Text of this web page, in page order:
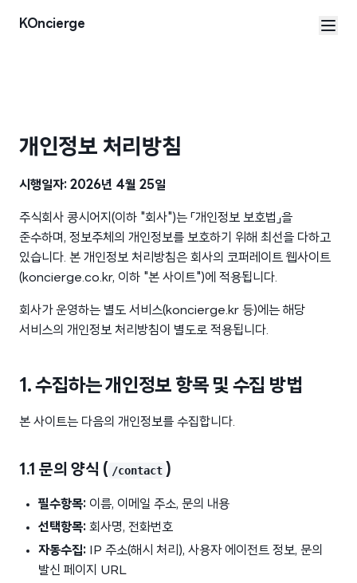
KOncierge
개인정보 처리방침
시행일자: 2026년 4월 25일
주식회사 콩시어지(이하 "회사")는 「개인정보 보호법」을
준수하며, 정보주체의 개인정보를 보호하기 위해 최선을 다하고
있습니다. 본 개인정보 처리방침은 회사의 코퍼레이트 웹사이트
(koncierge.co.kr, 이하 "본 사이트")에 적용됩니다.
회사가 운영하는 별도 서비스(koncierge.kr 등)에는 해당
서비스의 개인정보 처리방침이 별도로 적용됩니다.
1. 수집하는 개인정보 항목 및 수집 방법
본 사이트는 다음의 개인정보를 수집합니다.
1.1 문의 양식 ( /contact )
필수항목: 이름, 이메일 주소, 문의 내용
선택항목: 회사명, 전화번호
자동수집: IP 주소(해시 처리), 사용자 에이전트 정보, 문의
발신 페이지 URL